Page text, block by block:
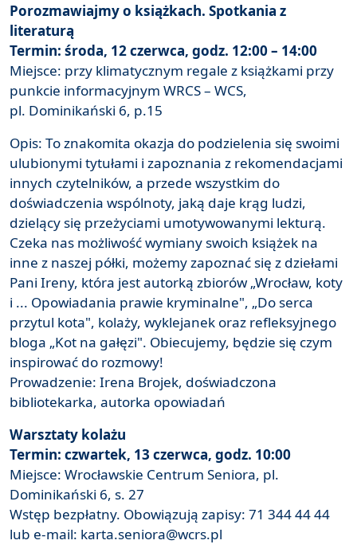
Porozmawiajmy o książkach. Spotkania z
literaturą
Termin: środa, 12 czerwca, godz. 12:00 – 14:00
Miejsce: przy klimatycznym regale z książkami przy
punkcie informacyjnym WRCS – WCS,
pl. Dominikański 6, p.15
Opis: To znakomita okazja do podzielenia się swoimi
ulubionymi tytułami i zapoznania z rekomendacjami
innych czytelników, a przede wszystkim do
doświadczenia wspólnoty, jaką daje krąg ludzi,
dzielący się przeżyciami umotywowanymi lekturą.
Czeka nas możliwość wymiany swoich książek na
inne z naszej półki, możemy zapoznać się z dziełami
Pani Ireny, która jest autorką zbiorów „Wrocław, koty
i ... Opowiadania prawie kryminalne", „Do serca
przytul kota", kolaży, wyklejanek oraz refleksyjnego
bloga „Kot na gałęzi". Obiecujemy, będzie się czym
inspirować do rozmowy!
Prowadzenie: Irena Brojek, doświadczona
bibliotekarka, autorka opowiadań
Warsztaty kolażu
Termin: czwartek, 13 czerwca, godz. 10:00
Miejsce: Wrocławskie Centrum Seniora, pl.
Dominikański 6, s. 27
Wstęp bezpłatny. Obowiązują zapisy: 71 344 44 44
lub e-mail: karta.seniora@wcrs.pl